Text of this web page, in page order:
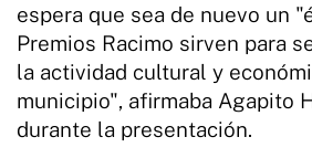
espera que sea de nuevo un
Premios Racimo sirven para
la actividad cultural y
municipio", afirmaba Agapito
durante la presentación.